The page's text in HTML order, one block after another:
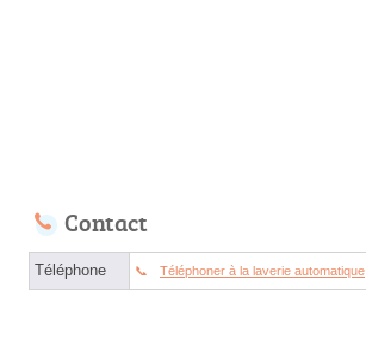
Contact
Téléphone Téléphoner à la laverie automatique